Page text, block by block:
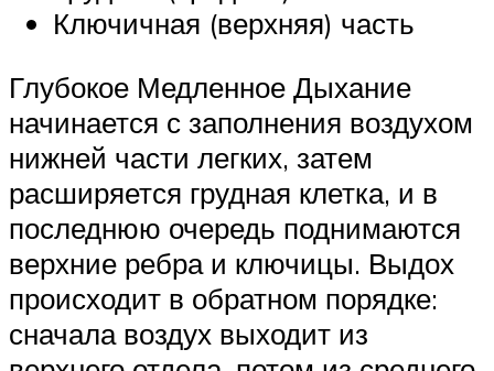
Ключичная (верхняя) часть
Глубокое Медленное Дыхание
начинается с заполнения воздухом
нижней части легких, затем
расширяется грудная клетка, и в
последнюю очередь поднимаются
верхние ребра и ключицы. Выдох
происходит в обратном порядке:
сначала воздух выходит из